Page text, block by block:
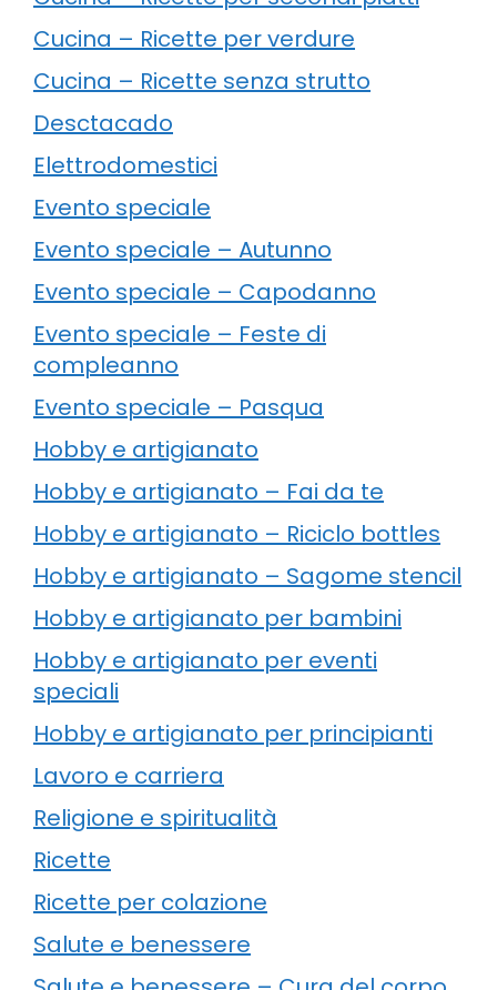
Cucina – Ricette per verdure
Cucina – Ricette senza strutto
Desctacado
Elettrodomestici
Evento speciale
Evento speciale – Autunno
Evento speciale – Capodanno
Evento speciale – Feste di
compleanno
Evento speciale – Pasqua
Hobby e artigianato
Hobby e artigianato – Fai da te
Hobby e artigianato – Riciclo bottles
Hobby e artigianato – Sagome stencil
Hobby e artigianato per bambini
Hobby e artigianato per eventi
speciali
Hobby e artigianato per principianti
Lavoro e carriera
Religione e spiritualità
Ricette
Ricette per colazione
Salute e benessere